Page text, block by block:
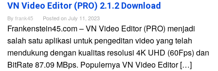
VN Video Editor (PRO) 2.1.2 Download
By frank45 Posted onJuly 11, 2023
Frankenstein45.com – VN Video Editor (PRO) menjadi
salah satu aplikasi untuk pengeditan video yang telah
mendukung dengan kualitas resolusi 4K UHD (60Fps) dan
BitRate 87.09 MBps. Populernya VN Video Editor […]